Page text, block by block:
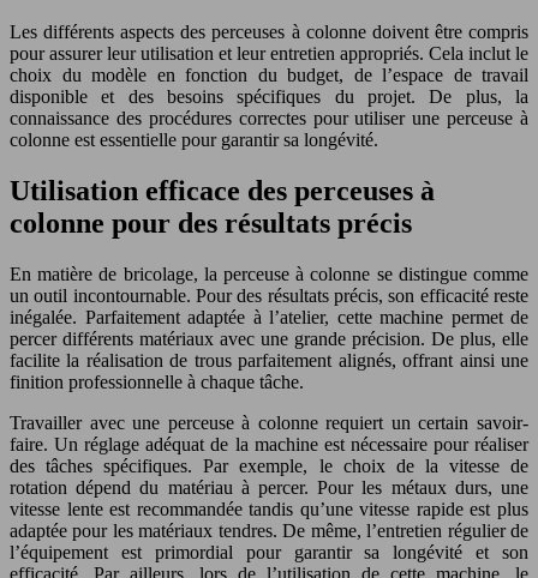
Les différents aspects des perceuses à colonne doivent être compris
pour assurer leur utilisation et leur entretien appropriés. Cela inclut le
choix du modèle en fonction du budget, de l’espace de travail
disponible et des besoins spécifiques du projet. De plus, la
connaissance des procédures correctes pour utiliser une perceuse à
colonne est essentielle pour garantir sa longévité.
Utilisation efficace des perceuses à
colonne pour des résultats précis
En matière de bricolage, la perceuse à colonne se distingue comme
un outil incontournable. Pour des résultats précis, son efficacité reste
inégalée. Parfaitement adaptée à l’atelier, cette machine permet de
percer différents matériaux avec une grande précision. De plus, elle
facilite la réalisation de trous parfaitement alignés, offrant ainsi une
finition professionnelle à chaque tâche.
Travailler avec une perceuse à colonne requiert un certain savoir-
faire. Un réglage adéquat de la machine est nécessaire pour réaliser
des tâches spécifiques. Par exemple, le choix de la vitesse de
rotation dépend du matériau à percer. Pour les métaux durs, une
vitesse lente est recommandée tandis qu’une vitesse rapide est plus
adaptée pour les matériaux tendres. De même, l’entretien régulier de
l’équipement est primordial pour garantir sa longévité et son
efficacité. Par ailleurs, lors de l’utilisation de cette machine, le